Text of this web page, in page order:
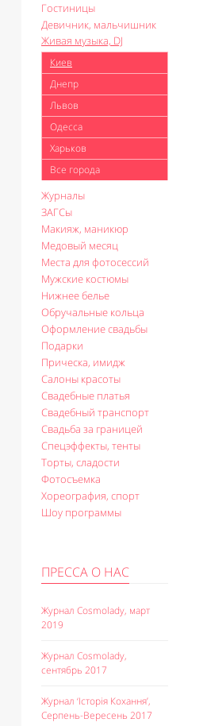
Гостиницы
Девичник, мальчишник
Живая музыка, DJ
Киев
Днепр
Львов
Одесса
Харьков
Все города
Журналы
ЗАГСы
Макияж, маникюр
Медовый месяц
Места для фотосессий
Мужские костюмы
Нижнее белье
Обручальные кольца
Оформление свадьбы
Подарки
Прическа, имидж
Салоны красоты
Свадебные платья
Свадебный транспорт
Свадьба за границей
Спецэффекты, тенты
Торты, сладости
Фотосъемка
Хореография, спорт
Шоу программы
ПРЕССА О НАС
Журнал Cosmolady, март
2019
Журнал Cosmolady,
сентябрь 2017
Журнал ‘Історія Кохання’,
Серпень-Вересень 2017